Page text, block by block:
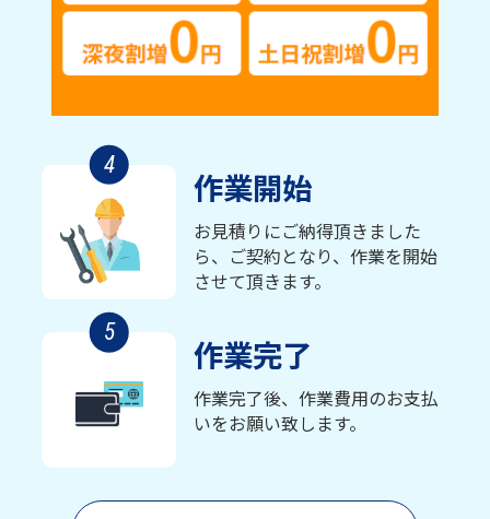
4
作業開始
お見積りにご納得頂きました
ら、ご契約となり、作業を開始
させて頂きます。
5
作業完了
作業完了後、作業費用のお支払
いをお願い致します。